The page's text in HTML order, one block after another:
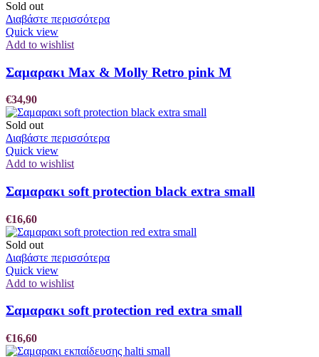
Sold out
Διαβάστε περισσότερα
Quick view
Add to wishlist
Σαμαρακι Max & Molly Retro pink M
€34,90
Sold out
Διαβάστε περισσότερα
Quick view
Add to wishlist
Σαμαρακι soft protection black extra small
€16,60
Sold out
Διαβάστε περισσότερα
Quick view
Add to wishlist
Σαμαρακι soft protection red extra small
€16,60